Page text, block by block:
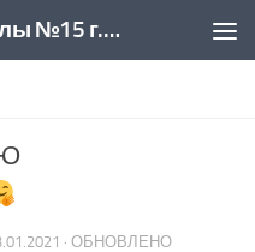
Официальный сайт школы №15 г. Новочеркасск
· ОБНОВЛЕНО